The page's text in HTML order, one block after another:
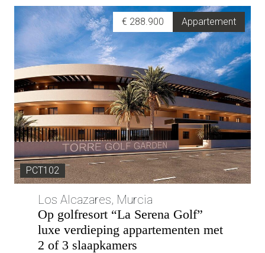
Appartement
€ 288.900
PCT102
Los Alcazares, Murcia
Op golfresort “La Serena Golf”
luxe verdieping appartementen met
2 of 3 slaapkamers